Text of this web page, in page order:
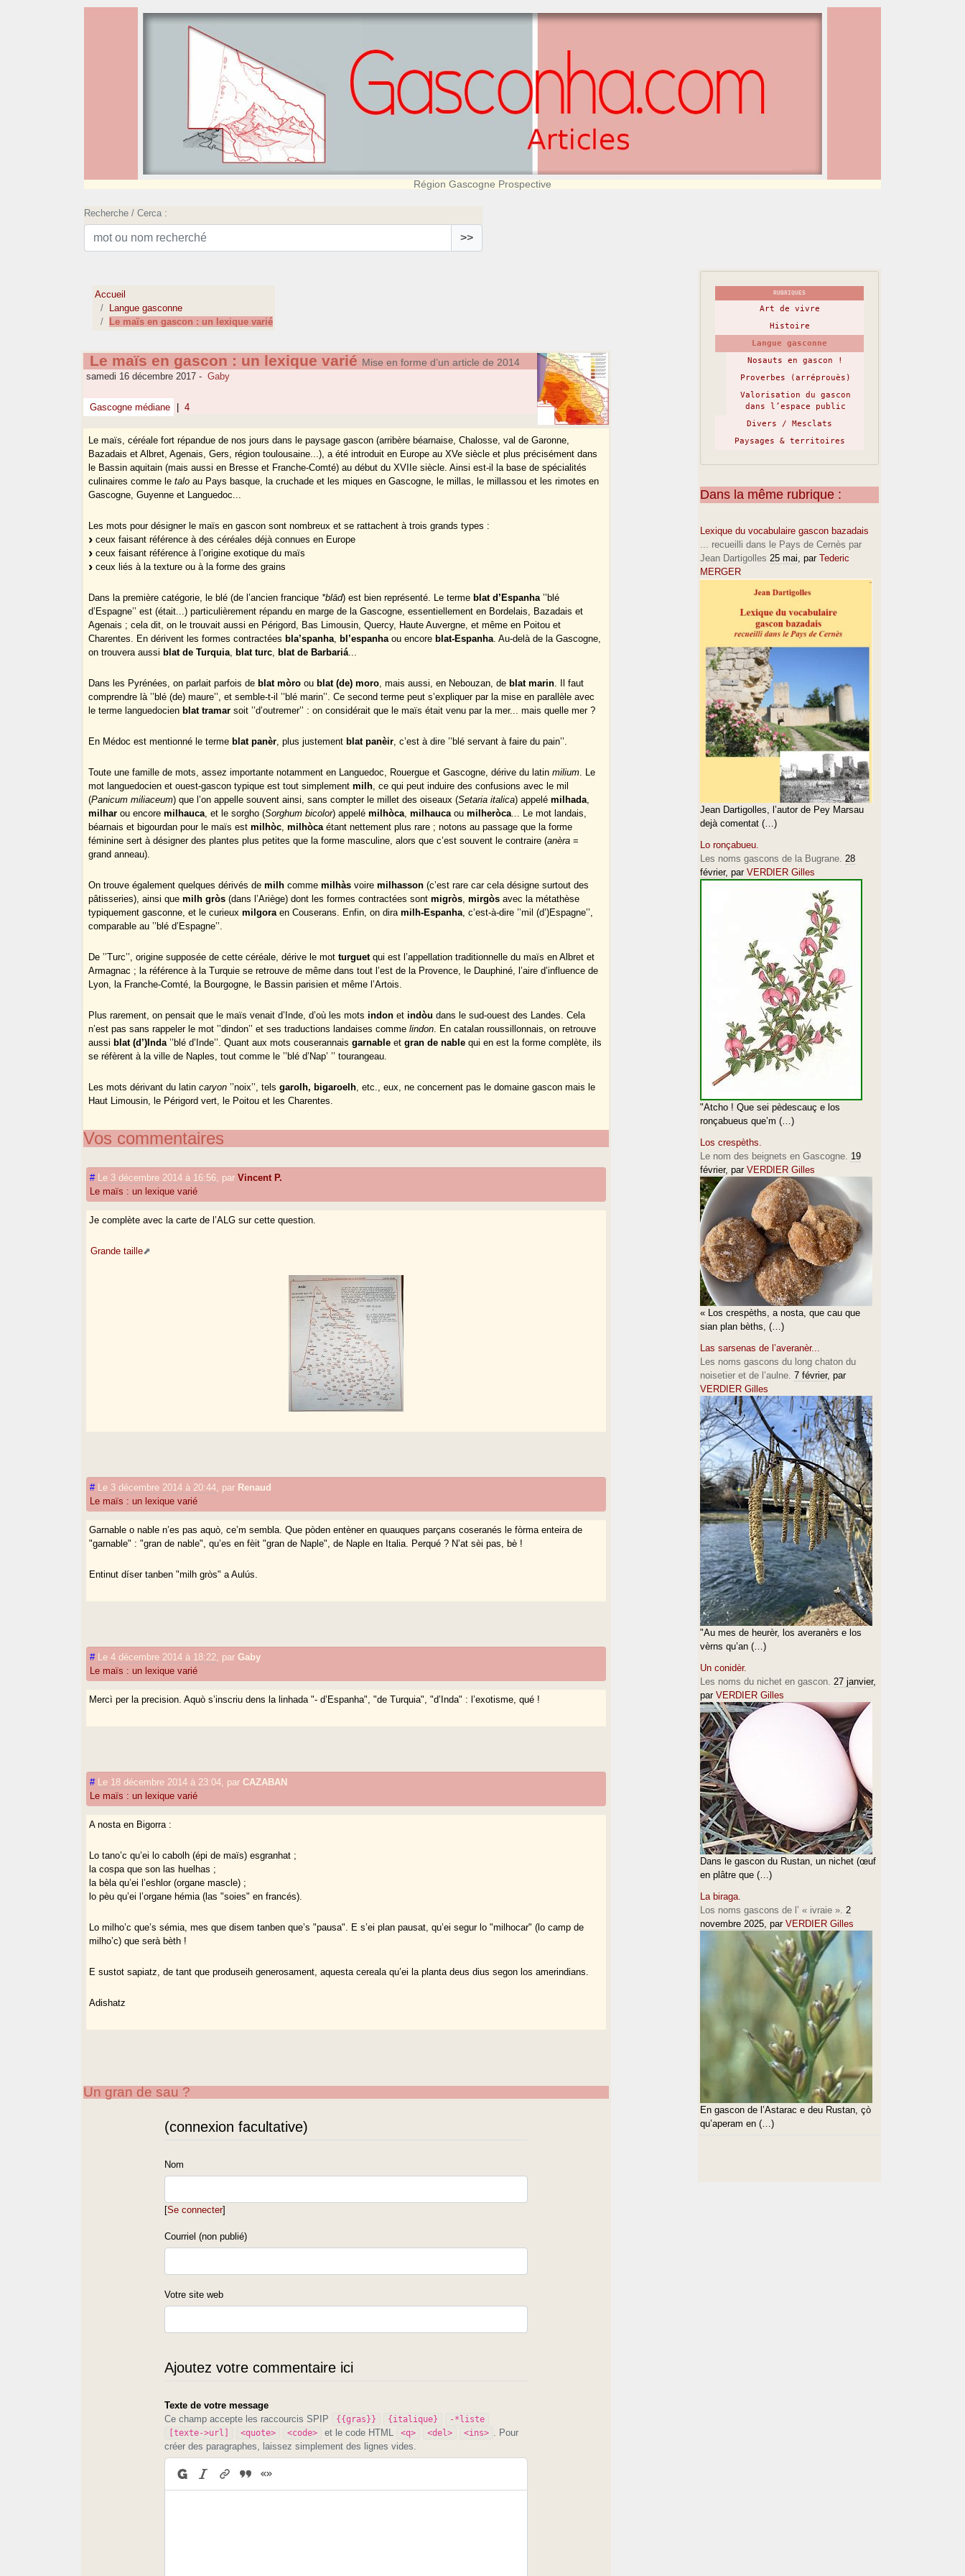
Région Gascogne Prospective
Recherche / Cerca :
>>
Accueil
Langue gasconne
Le maïs en gascon : un lexique varié
Le maïs en gascon : un lexique varié Mise en forme d’un article de 2014
samedi 16 décembre 2017 - Gaby
Gascogne médiane 4
Le maïs, céréale fort répandue de nos jours dans le paysage gascon (arribère béarnaise, Chalosse, val de Garonne,
Bazadais et Albret, Agenais, Gers, région toulousaine...), a été introduit en Europe au XVe siècle et plus précisément dans
le Bassin aquitain (mais aussi en Bresse et Franche-Comté) au début du XVIIe siècle. Ainsi est-il la base de spécialités
culinaires comme letalo au Pays basque, la cruchade et les miques en Gascogne, le millas, le millassou et les rimotes en
Gascogne, Guyenne et Languedoc...
Les mots pour désigner le maïs en gascon sont nombreux et se rattachent à trois grands types :
ceux faisant référence à des céréales déjà connues en Europe
ceux faisant référence à l’origine exotique du maïs
ceux liés à la texture ou à la forme des grains
Dans la première catégorie, le blé (de l’ancien francique *blād) est bien représenté. Le terme blat d’Espanha’’blé
d’Espagne’’ est (était...) particulièrement répandu en marge de la Gascogne, essentiellement en Bordelais, Bazadais et
Agenais ; cela dit, on le trouvait aussi en Périgord, Bas Limousin, Quercy, Haute Auvergne, et même en Poitou et
Charentes. En dérivent les formes contractées bla’spanha, bl’espanhaou encore blat-Espanha. Au-delà de la Gascogne,
on trouvera aussi blat de Turquia, blat turc, blat de Barbariá...
Dans les Pyrénées, on parlait parfois de blat mòro ou blat (de) moro, mais aussi, en Nebouzan, de blat marin. Il faut
comprendre là ’’blé (de) maure’’, et semble-t-il ’’blé marin’’. Ce second terme peut s’expliquer par la mise en parallèle avec
le terme languedocien blat tramar soit ’’d’outremer’’ : on considérait que le maïs était venu par la mer... mais quelle mer ?
En Médoc est mentionné le terme blat panèr, plus justement blat panèir, c’est à dire ’’blé servant à faire du pain’’.
Toute une famille de mots, assez importante notamment en Languedoc, Rouergue et Gascogne, dérive du latinmilium. Le
mot languedocien et ouest-gascon typique est tout simplementmilh, ce qui peut induire des confusions avec le mil
(Panicum miliaceum) que l’on appelle souvent ainsi, sans compter le millet des oiseaux (Setaria italica) appelémilhada,
milhar ou encoremilhauca, et le sorgho (Sorghum bicolor) appelémilhòca,milhaucaoumilheròca... Le mot landais,
béarnais et bigourdan pour le maïs estmilhòc,milhòcaétant nettement plus rare ; notons au passage que la forme
féminine sert à désigner des plantes plus petites que la forme masculine, alors que c’est souvent le contraire (anèra =
grand anneau).
On trouve également quelques dérivés demilh commemilhàs voiremilhasson (c’est rare car cela désigne surtout des
pâtisseries), ainsi quemilh gròs (dans l’Ariège) dont les formes contractées sontmigròs,mirgòs avec la métathèse
typiquement gasconne, et le curieuxmilgoraen Couserans. Enfin, on diramilh-Espanha, c’est-à-dire ’’mil (d’)Espagne’’,
comparable au ’’blé d’Espagne’’.
De ’’Turc’’, origine supposée de cette céréale, dérive le motturguetqui est l’appellation traditionnelle du maïs en Albret et
Armagnac ; la référence à la Turquie se retrouve de même dans tout l’est de la Provence, le Dauphiné, l’aire d’influence de
Lyon, la Franche-Comté, la Bourgogne, le Bassin parisien et même l’Artois.
Plus rarement, on pensait que le maïs venait d’Inde, d’où les motsindon etindòu dans le sud-ouest des Landes. Cela
n’est pas sans rappeler le mot ’’dindon’’ et ses traductions landaises commelindon. En catalan roussillonnais, on retrouve
aussi blat (d’)Inda’’blé d’Inde’’. Quant aux mots couserannaisgarnable etgran de nable qui en est la forme complète, ils
se réfèrent à la ville de Naples, tout comme le ’’blé d’Nap’ ’’ tourangeau.
Les mots dérivant du latincaryon ’’noix’’, telsgarolh, bigaroelh, etc., eux, ne concernent pas le domaine gascon mais le
Haut Limousin, le Périgord vert, le Poitou et les Charentes.
Vos commentaires
# Le 3 décembre 2014 à 16:56 parVincent P.
Le maïs : un lexique varié
Je complète avec la carte de l’ALG sur cette question.
Grande taille
# Le 3 décembre 2014 à 20:44 par Renaud
Le maïs : un lexique varié
Garnable o nable n’es pas aquò, ce’m sembla. Que pòden entèner en quauques parçans coseranés le fòrma enteira de
"garnable" : "gran de nable", qu’es en fèit "gran de Naple", de Naple en Italia. Perqué ? N’at sèi pas, bè !
Entinut díser tanben "milh gròs" a Aulús.
# Le 4 décembre 2014 à 18:22 parGaby
Le maïs : un lexique varié
Mercì per la precision. Aquò s’inscriu dens la linhada "- d’Espanha", "de Turquia", "d’Inda" : l’exotisme, qué !
# Le 18 décembre 2014 à 23:04 parCAZABAN
Le maïs : un lexique varié
A nosta en Bigorra :
Lo tano’c qu’ei lo cabolh (épi de maïs) esgranhat ;
la cospa que son las huelhas ;
la bèla qu’ei l’eshlor (organe mascle) ;
lo pèu qu’ei l’organe hémia (las "soies" en francés).
Lo milho’c que’s sémia, mes que disem tanben que’s "pausa". E s’ei plan pausat, qu’ei segur lo "milhocar" (lo camp de
milho’c) que serà bèth !
E sustot sapiatz, de tant que produseih generosament, aquesta cereala qu’ei la planta deus dius segon los amerindians.
Adishatz
Un gran de sau ?
(connexion facultative)
Nom
[Se connecter]
Courriel (non publié)
Votre site web
Ajoutez votre commentaire ici
Texte de votre message
Ce champ accepte les raccourcis SPIP
{{gras}} {italique}
-*liste
[texte->url]
<quote> <code> et le code HTML <q> <del> <ins>
. Pour
créer des paragraphes, laissez simplement des lignes vides.
RUBRIQUES
Art de vivre
Histoire
Langue gasconne
Nosauts en gascon !
Proverbes (arréprouès)
Valorisation du gascon
dans l’espace public
Divers / Mesclats
Paysages & territoires
Dans la même rubrique :
Lexique du vocabulaire gascon bazadais
... recueilli dans le Pays de Cernès par
Jean Dartigolles 25 mai, par Tederic
MERGER
Jean Dartigolles, l’autor de Pey Marsau
dejà comentat (…)
Lo ronçabueu.
Les noms gascons de la Bugrane. 28
février, par VERDIER Gilles
"Atcho ! Que sei pèdescauç e los
ronçabueus que’m (…)
Los crespèths.
Le nom des beignets en Gascogne. 19
février, par VERDIER Gilles
« Los crespèths, a nosta, que cau que
sian plan bèths, (…)
Las sarsenas de l’averanèr...
Les noms gascons du long chaton du
noisetier et de l’aulne. 7 février, par
VERDIER Gilles
"Au mes de heurèr, los averanèrs e los
vèrns qu’an (…)
Un conidèr.
Les noms du nichet en gascon. 27 janvier,
par VERDIER Gilles
Dans le gascon du Rustan, un nichet (œuf
en plâtre que (…)
La biraga.
Los noms gascons de l’ « ivraie ». 2
novembre 2025, par VERDIER Gilles
En gascon de l’Astarac e deu Rustan, çò
qu’aperam en (…)